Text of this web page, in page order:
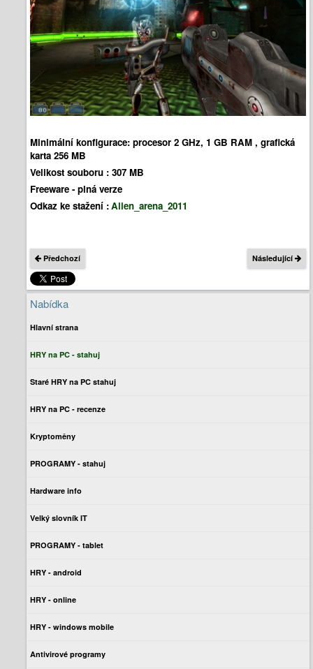
Minimální konfigurace: procesor 2 GHz, 1 GB RAM , grafická
karta 256 MB
Velikost souboru : 307 MB
Freeware - plná verze
Odkaz ke stažení :Alien_arena_2011
Předchozí Následující
Nabídka
Hlavní strana
HRY na PC - stahuj
Staré HRY na PC stahuj
HRY na PC - recenze
Kryptoměny
PROGRAMY - stahuj
Hardware info
Velký slovník IT
PROGRAMY - tablet
HRY - android
HRY - online
HRY - windows mobile
Antivirové programy